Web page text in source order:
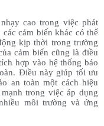
cao trong việc phát
cảm biến khác có thể
kịp thời trong trường
cảm biến cũng là điều
hợp vào hệ thống báo
Điều này giúp tối ưu
an toàn một cách hiệu
trong việc áp dụng
môi trường và ứng